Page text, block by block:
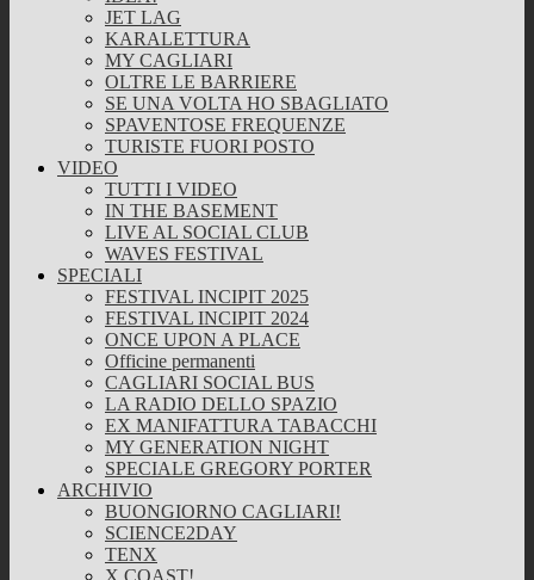
JET LAG
KARALETTURA
MY CAGLIARI
OLTRE LE BARRIERE
SE UNA VOLTA HO SBAGLIATO
SPAVENTOSE FREQUENZE
TURISTE FUORI POSTO
VIDEO
TUTTI I VIDEO
IN THE BASEMENT
LIVE AL SOCIAL CLUB
WAVES FESTIVAL
SPECIALI
FESTIVAL INCIPIT 2025
FESTIVAL INCIPIT 2024
ONCE UPON A PLACE
Officine permanenti
CAGLIARI SOCIAL BUS
LA RADIO DELLO SPAZIO
EX MANIFATTURA TABACCHI
MY GENERATION NIGHT
SPECIALE GREGORY PORTER
ARCHIVIO
BUONGIORNO CAGLIARI!
SCIENCE2DAY
TENX
X COAST!